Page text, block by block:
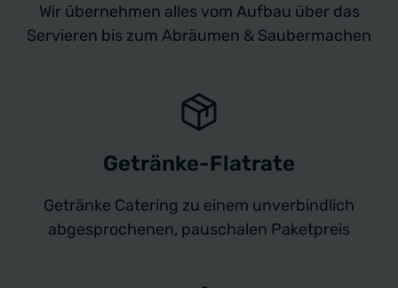
Wir übernehmen alles vom Aufbau über das
Servieren bis zum Abräumen & Saubermachen
Getränke-Flatrate
Getränke Catering zu einem unverbindlich
abgesprochenen, pauschalen Paketpreis